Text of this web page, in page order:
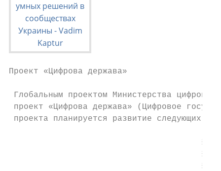
Проект «Цифрова держава»
Глобальным проектом Министерства цифровой
проект «Цифрова держава» (Цифровое
проекта планируется развитие следующих
§
§
§